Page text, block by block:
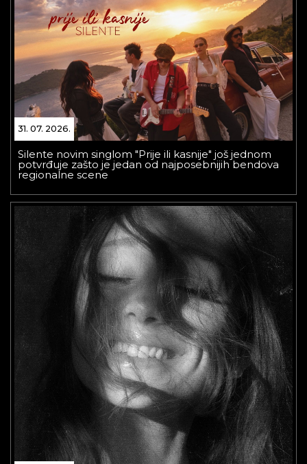
31. 07. 2026.
Silente novim singlom "Prije ili kasnije" još jednom
potvrđuje zašto je jedan od najposebnijih bendova
regionalne scene